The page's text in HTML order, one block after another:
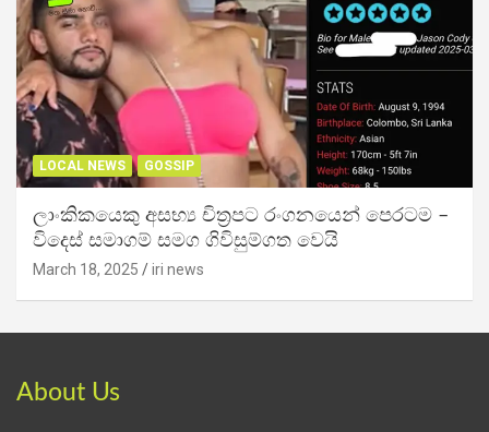
LOCAL NEWS GOSSIP
ලාංකිකයෙකු අසභ්‍ය චිත්‍රපට රංගනයෙන් පෙරටම –
විදෙස් සමාගම් සමග ගිවිසුම්ගත වෙයි
March 18, 2025 iri news
About Us